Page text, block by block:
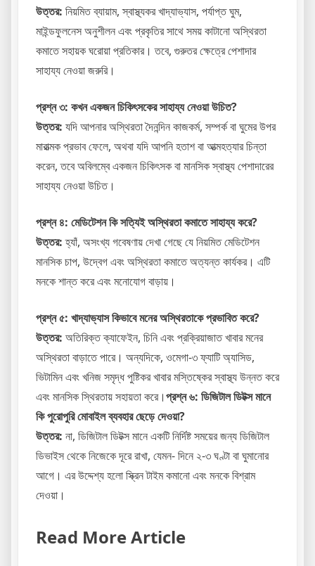
উত্তর: নিয়মিত ব্যায়াম, স্বাস্থ্যকর খাদ্যাভ্যাস, পর্যাপ্ত ঘুম,
মাইন্ডফুলনেস অনুশীলন এবং প্রকৃতির সাথে সময় কাটানো অস্থিরতা
কমাতে সহায়ক ঘরোয়া প্রতিকার। তবে, গুরুতর ক্ষেত্রে পেশাদার
সাহায্য নেওয়া জরুরি।
প্রশ্ন ৩: কখন একজন চিকিৎসকের সাহায্য নেওয়া উচিত?
উত্তর: যদি আপনার অস্থিরতা দৈনন্দিন কাজকর্ম, সম্পর্ক বা ঘুমের উপর
মারাত্মক প্রভাব ফেলে, অথবা যদি আপনি হতাশ বা আত্মহত্যার চিন্তা
করেন, তবে অবিলম্বে একজন চিকিৎসক বা মানসিক স্বাস্থ্য পেশাদারের
সাহায্য নেওয়া উচিত।
প্রশ্ন ৪: মেডিটেশন কি সত্যিই অস্থিরতা কমাতে সাহায্য করে?
উত্তর:হ্যাঁ, অসংখ্য গবেষণায় দেখা গেছে যে নিয়মিত মেডিটেশন
মানসিক চাপ, উদ্বেগ এবং অস্থিরতা কমাতে অত্যন্ত কার্যকর। এটি
মনকে শান্ত করে এবং মনোযোগ বাড়ায়।
প্রশ্ন ৫: খাদ্যাভ্যাস কিভাবে মনের অস্থিরতাকে প্রভাবিত করে?
উত্তর: অতিরিক্ত ক্যাফেইন, চিনি এবং প্রক্রিয়াজাত খাবার মনের
অস্থিরতা বাড়াতে পারে। অন্যদিকে, ওমেগা-৩ ফ্যাটি অ্যাসিড,
ভিটামিন এবং খনিজ সমৃদ্ধ পুষ্টিকর খাবার মস্তিষ্কের স্বাস্থ্য উন্নত করে
এবং মানসিক স্থিরতায় সহায়তা করে।প্রশ্ন ৬: ডিজিটাল ডিটক্স মানে
কি পুরোপুরি মোবাইল ব্যবহার ছেড়ে দেওয়া?
উত্তর: না, ডিজিটাল ডিটক্স মানে একটি নির্দিষ্ট সময়ের জন্য ডিজিটাল
ডিভাইস থেকে নিজেকে দূরে রাখা, যেমন- দিনে ২-৩ ঘণ্টা বা ঘুমানোর
আগে। এর উদ্দেশ্য হলো স্ক্রিন টাইম কমানো এবং মনকে বিশ্রাম
দেওয়া।
Read More Article